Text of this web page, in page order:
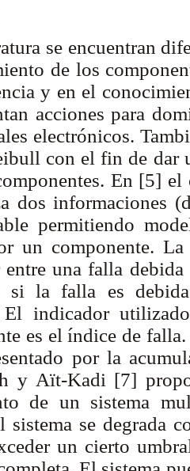
se encuentran
de los
y en el
acciones para
electrónicos.
con el fin de dar
En [5]
dos informaciones
permitiendo
un componente.
una falla
si la falla es
El indicador
es el índice de
por la
y Aït-Kadi [7]
de un sistema
sistema se degrada
un cierto